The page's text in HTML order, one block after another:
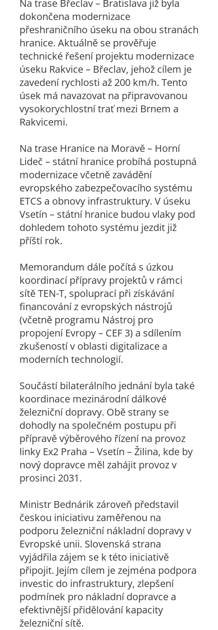
Na trase Břeclav – Bratislava již byla
dokončena modernizace
přeshraničního úseku na obou stranách
hranice. Aktuálně se prověřuje
technické řešení projektu modernizace
úseku Rakvice – Břeclav, jehož cílem je
zavedení rychlosti až 200 km/h. Tento
úsek má navazovat na připravovanou
vysokorychlostní trať mezi Brnem a
Rakvicemi.
Na trase Hranice na Moravě – Horní
Lideč – státní hranice probíhá postupná
modernizace včetně zavádění
evropského zabezpečovacího systému
ETCS a obnovy infrastruktury. V úseku
Vsetín – státní hranice budou vlaky pod
dohledem tohoto systému jezdit již
příští rok.
Memorandum dále počítá s úzkou
koordinací přípravy projektů v rámci
sítě TEN-T, spoluprací při získávání
financování z evropských nástrojů
(včetně programu Nástroj pro
propojení Evropy – CEF 3) a sdílením
zkušeností v oblasti digitalizace a
moderních technologií.
Součástí bilaterálního jednání byla také
koordinace mezinárodní dálkové
železniční dopravy. Obě strany se
dohodly na společném postupu při
přípravě výběrového řízení na provoz
linky Ex2 Praha – Vsetín – Žilina, kde by
nový dopravce měl zahájit provoz v
prosinci 2031.
Ministr Bednárik zároveň představil
českou iniciativu zaměřenou na
podporu železniční nákladní dopravy v
Evropské unii. Slovenská strana
vyjádřila zájem se k této iniciativě
připojit. Jejím cílem je zejména podpora
investic do infrastruktury, zlepšení
podmínek pro nákladní dopravce a
efektivnější přidělování kapacity
železniční sítě.